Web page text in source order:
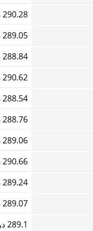
290.28 درجة
289.05 درجة
288.84 درجة
290.62 درجة
288.54 درجة
288.76 درجة
289.06 درجة
290.66 درجة
289.24 درجة
289.07 درجة
289.1 درجة